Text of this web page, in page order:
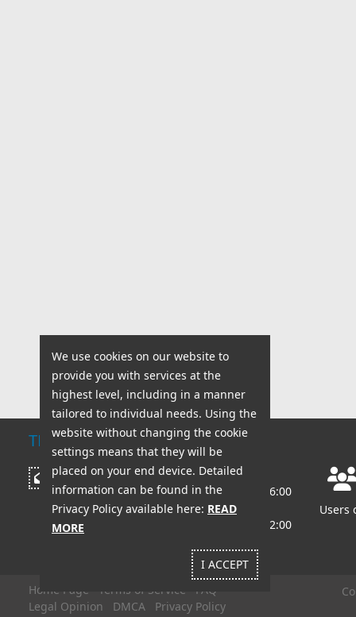
TECHNICAL SUPPORT
Write a message
Working hours:
Mon - Fri: 8:00 AM - 6:00
PM
Sat - Sun: 8:00 AM - 2:00
Users
Home Page Terms of Service
FAQ
Legal Opinion
DMCA
Privacy Policy
We use cookies on our website to
provide you with services at the
highest level, including in a manner
tailored to individual needs. Using the
website without changing the cookie
settings means that they will be
placed on your end device. Detailed
information can be found in the
Privacy Policy available here: READ
MORE
I ACCEPT